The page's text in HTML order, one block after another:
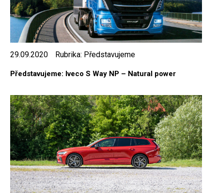
29.09.2020 Rubrika: Představujeme
Představujeme: Iveco S Way NP – Natural power